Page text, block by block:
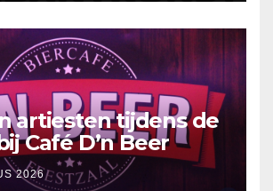
artiesten tijdens de
Café D’n Beer
2026